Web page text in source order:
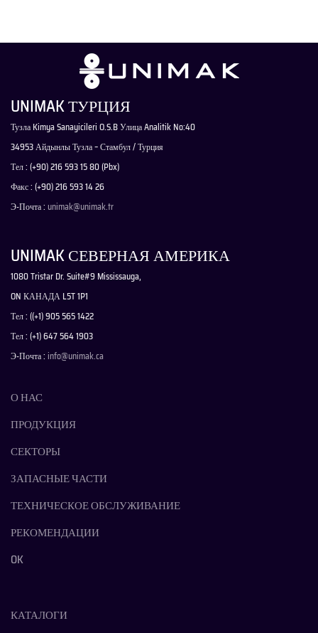
UNIMAK ТУРЦИЯ
Тузла Kimya Sanayicileri O.S.B Улица Analitik No:40
34953 Айдынлы Тузла – Стамбул / Турция
Тел : (+90) 216 593 15 80 (Pbx)
Факс : (+90) 216 593 14 26
Э-Почта : unimak@unimak.tr
UNIMAK СЕВЕРНАЯ АМЕРИКА
1080 Tristar Dr. Suite#9 Mississauga,
ON КАНАДА L5T 1P1
Тел : ((+1) 905 565 1422
Тел : (+1) 647 564 1903
Э-Почта : info@unimak.ca
О НАС
ПРОДУКЦИЯ
СЕКТОРЫ
ЗАПАСНЫЕ ЧАСТИ
ТЕХНИЧЕСКОЕ ОБСЛУЖИВАНИЕ
РЕКОМЕНДАЦИИ
OK
КАТАЛОГИ